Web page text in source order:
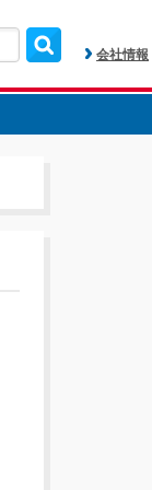
会社情報